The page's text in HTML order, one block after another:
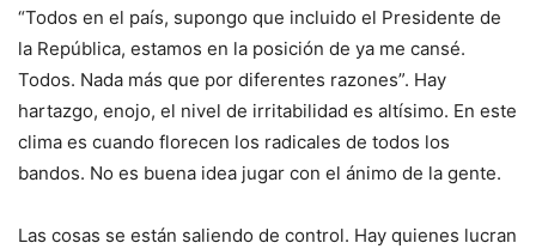
“Todos en el país, supongo que incluido el Presidente de
la República, estamos en la posición de ya me cansé.
Todos. Nada más que por diferentes razones”. Hay
hartazgo, enojo, el nivel de irritabilidad es altísimo. En este
clima es cuando florecen los radicales de todos los
bandos. No es buena idea jugar con el ánimo de la gente.
Las cosas se están saliendo de control. Hay quienes lucran